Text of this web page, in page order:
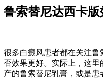
鲁索替尼达西卡
很多白癜风患者都在关注鲁
否效果更好。实际上，这里
产的鲁索替尼乳膏，或是